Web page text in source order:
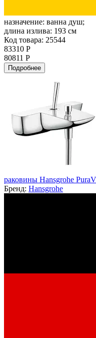
назначение: ванна душ;
длина излива: 193 см
Код товара: 25544
83310 Р
80811 Р
Подробнее
раковины Hansgrohe
Бренд: Hansgrohe